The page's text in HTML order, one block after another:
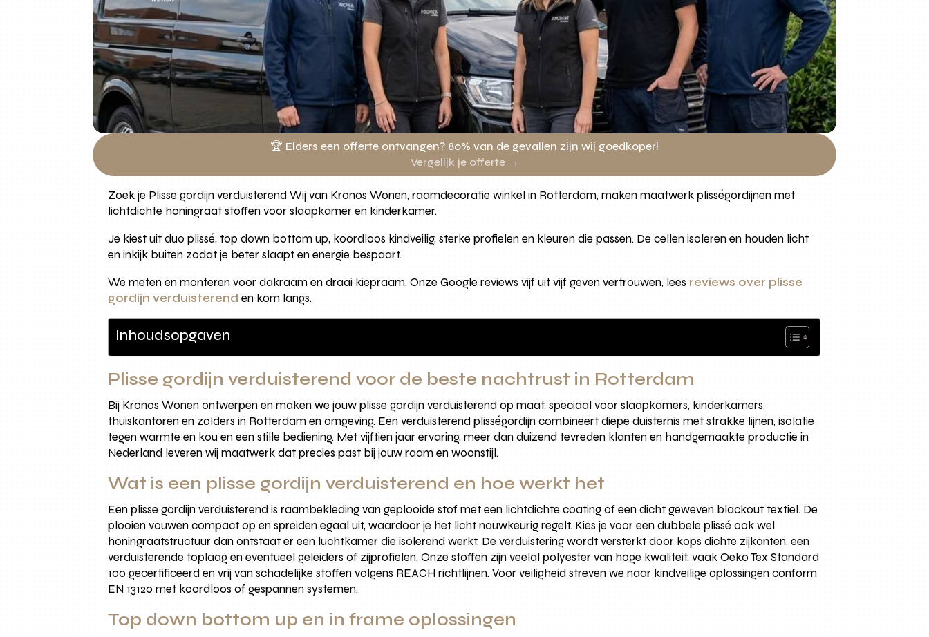
🏆 Elders een offerte ontvangen? 80% van de gevallen zijn wij goedkoper!
Vergelijk je offerte →
Zoek je Plisse gordijn verduisterend Wij van Kronos Wonen, raamdecoratie winkel in Rotterdam, maken maatwerk plisségordijnen met
lichtdichte honingraat stoffen voor slaapkamer en kinderkamer.
Je kiest uit duo plissé, top down bottom up, koordloos kindveilig, sterke profielen en kleuren die passen. De cellen isoleren en houden licht
en inkijk buiten zodat je beter slaapt en energie bespaart.
We meten en monteren voor dakraam en draai kiepraam. Onze Google reviews vijf uit vijf geven vertrouwen, lees reviews over plisse
gordijn verduisterend en kom langs.
Inhoudsopgaven
Plisse gordijn verduisterend voor de beste nachtrust in Rotterdam
Bij Kronos Wonen ontwerpen en maken we jouw plisse gordijn verduisterend op maat, speciaal voor slaapkamers, kinderkamers,
thuiskantoren en zolders in Rotterdam en omgeving. Een verduisterend plisségordijn combineert diepe duisternis met strakke lijnen, isolatie
tegen warmte en kou en een stille bediening. Met vijftien jaar ervaring, meer dan duizend tevreden klanten en handgemaakte productie in
Nederland leveren wij maatwerk dat precies past bij jouw raam en woonstijl.
Wat is een plisse gordijn verduisterend en hoe werkt het
Een plisse gordijn verduisterend is raambekleding van geplooide stof met een lichtdichte coating of een dicht geweven blackout textiel. De
plooien vouwen compact op en spreiden egaal uit, waardoor je het licht nauwkeurig regelt. Kies je voor een dubbele plissé ook wel
honingraatstructuur dan ontstaat er een luchtkamer die isolerend werkt. De verduistering wordt versterkt door kops dichte zijkanten, een
verduisterende toplaag en eventueel geleiders of zijprofielen. Onze stoffen zijn veelal polyester van hoge kwaliteit, vaak Oeko Tex Standard
100 gecertificeerd en vrij van schadelijke stoffen volgens REACH richtlijnen. Voor veiligheid streven we naar kindveilige oplossingen conform
EN 13120 met koordloos of gespannen systemen.
Top down bottom up en in frame oplossingen